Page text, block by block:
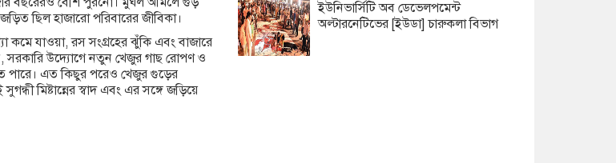
ছিল হাজারো পরিবারের জীবিকা।
কমে যাওয়া, রস সংগ্রহের ঝুঁকি এবং বাজারে
সরকারি উদ্যোগে নতুন খেজুর গাছ রোপণ ও
পারে। এত কিছুর পরেও খেজুর গুড়ের
মিষ্টান্নের স্বাদ এবং এর সঙ্গে জড়িয়ে
ইউনিভার্সিটি অব ডেভেলপমেন্ট
অল্টারনেটিভের [ইউডা] চারুকলা বিভাগ